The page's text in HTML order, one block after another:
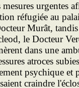
urgentes
réfugiée au
Murât,
le Docteur
dans une
atroces
psychique et
craindre